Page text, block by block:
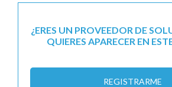
¿ERES UN PROVEEDOR DE
QUIERES APARECER EN
REGISTRARME